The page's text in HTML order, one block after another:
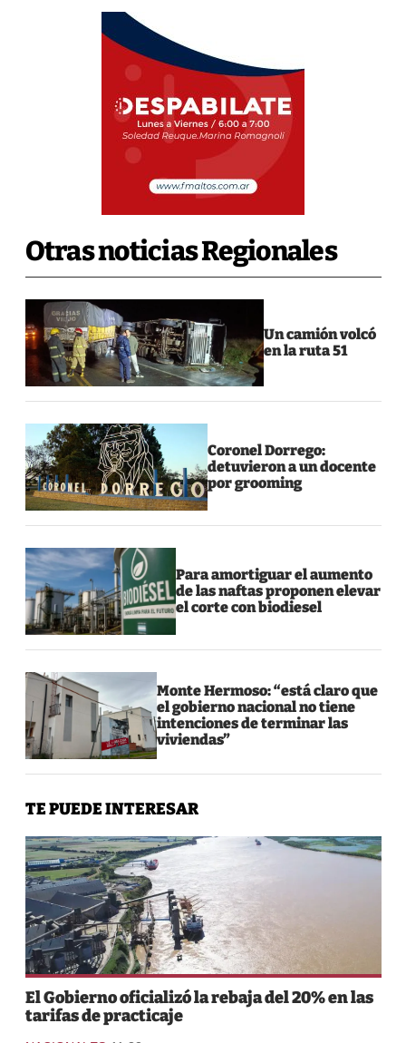
Otras noticias Regionales
Un camión volcó
en la ruta 51
Coronel Dorrego:
detuvieron a un docente
por grooming
Para amortiguar el aumento
de las naftas proponen elevar
el corte con biodiesel
Monte Hermoso: “está claro que
el gobierno nacional no tiene
intenciones de terminar las
viviendas”
TE PUEDE INTERESAR
El Gobierno oficializó la rebaja del 20% en las
tarifas de practicaje